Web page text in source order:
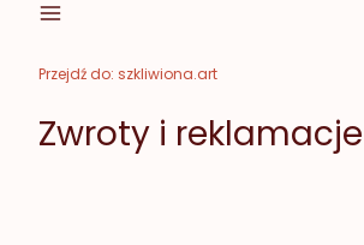
Przejdź do: szkliwiona.art
Zwroty i reklamacje